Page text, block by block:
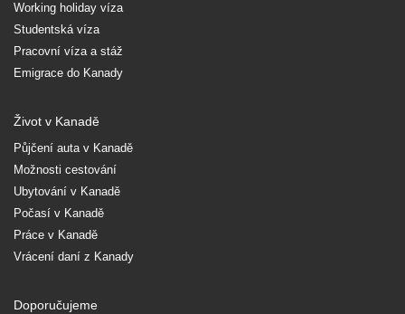
Working holiday víza
Studentská víza
Pracovní víza a stáž
Emigrace do Kanady
Život v Kanadě
Půjčení auta v Kanadě
Možnosti cestování
Ubytování v Kanadě
Počasí v Kanadě
Práce v Kanadě
Vrácení daní z Kanady
Doporučujeme